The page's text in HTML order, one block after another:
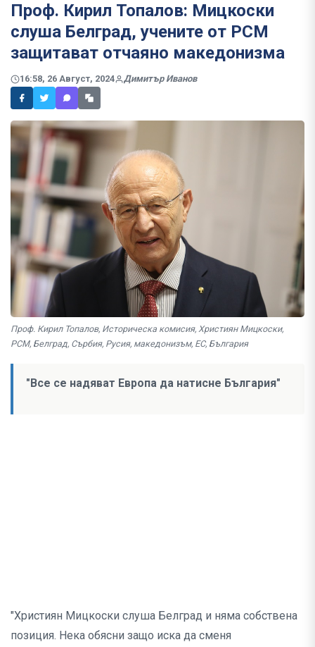
Проф. Кирил Топалов: Мицкоски
слуша Белград, учените от РСМ
защитават отчаяно македонизма
16:58, 26 Август, 2024 Димитър Иванов
Проф. Кирил Топалов, Историческа комисия, Християн Мицкоски,
РСМ, Белград, Сърбия, Русия, македонизъм, ЕС, България
"Все се надяват Европа да натисне България"
"Християн Мицкоски слуша Белград и няма собствена
позиция. Нека обясни защо иска да сменя